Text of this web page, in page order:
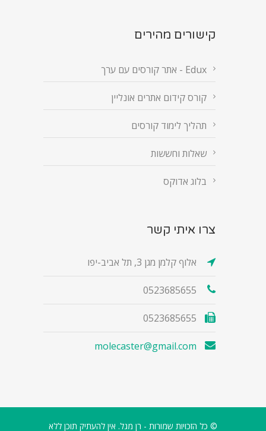
קישורים מהירים
Edux - אתר קורסים עם ערך
קורס קידום אתרים אונליין
תהליך לימוד קורסים
שאלות וחששות
בלוג אדוקס
צרו איתי קשר
אלוף קלמן מגן 3, תל אביב-יפו
0523685655
0523685655
molecaster@gmail.com
© כל הזכויות שמורות - רן מגל. אין להעתיק תוכן ללא